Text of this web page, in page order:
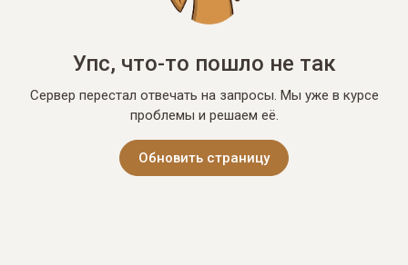
Упс, что-то пошло не так
Сервер перестал отвечать на запросы. Мы уже в курсе
проблемы и решаем её.
Обновить страницу